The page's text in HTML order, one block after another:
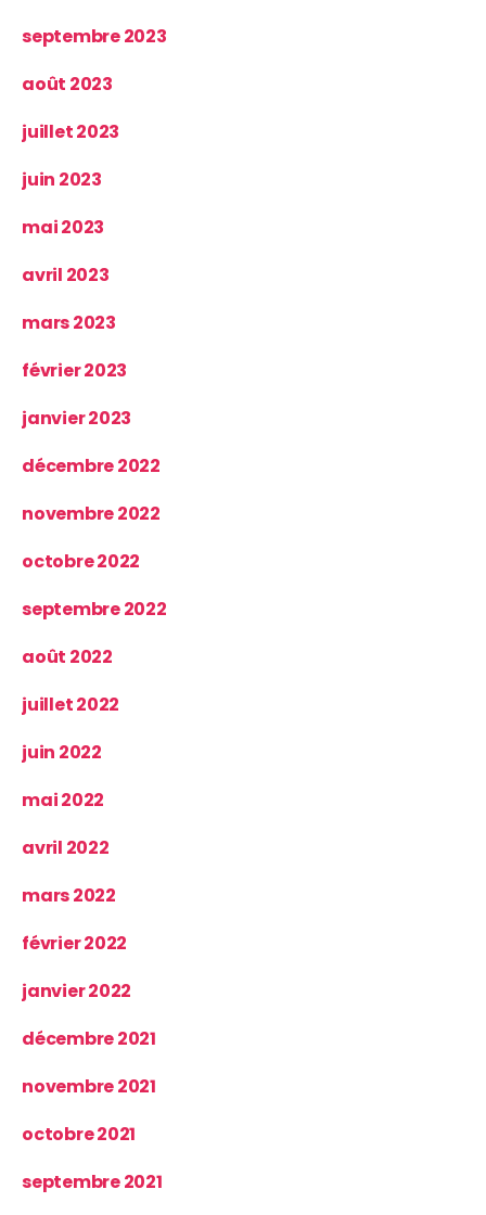
septembre 2023
août 2023
juillet 2023
juin 2023
mai 2023
avril 2023
mars 2023
février 2023
janvier 2023
décembre 2022
novembre 2022
octobre 2022
septembre 2022
août 2022
juillet 2022
juin 2022
mai 2022
avril 2022
mars 2022
février 2022
janvier 2022
décembre 2021
novembre 2021
octobre 2021
septembre 2021